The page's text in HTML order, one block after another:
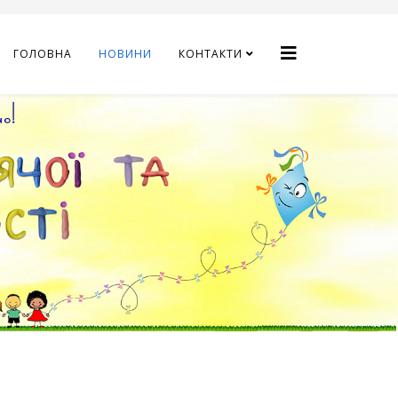
ГОЛОВНА НОВИНИ КОНТАКТИ